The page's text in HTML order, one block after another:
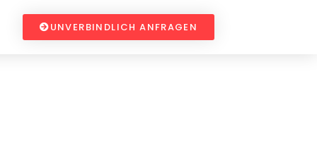
UNVERBINDLICH ANFRAGEN